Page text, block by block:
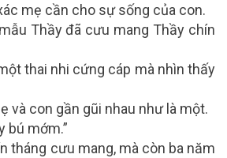
mẹ cần cho sự sống của con.
Thầy đã cưu mang Thầy chín
thai nhi cứng cáp mà nhìn thấy
và con gần gũi nhau như là một.
bú mớm.”
tháng cưu mang, mà còn ba năm